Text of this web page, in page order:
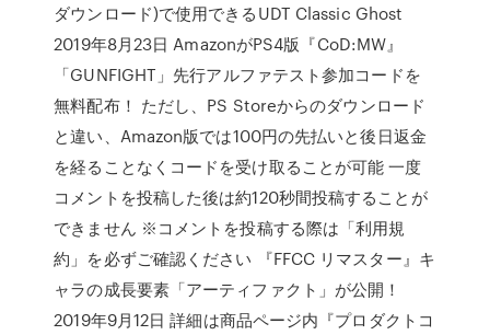
ダウンロード)で使用できるUDT Classic Ghost
2019年8月23日 AmazonがPS4版『CoD:MW』
「GUNFIGHT」先行アルファテスト参加コードを
無料配布！ ただし、PS Storeからのダウンロード
と違い、Amazon版では100円の先払いと後日返金
を経ることなくコードを受け取ることが可能 一度
コメントを投稿した後は約120秒間投稿することが
できません ※コメントを投稿する際は「利用規
約」を必ずご確認ください 『FFCC リマスター』キ
ャラの成長要素「アーティファクト」が公開！
2019年9月12日 詳細は商品ページ内『プロダクトコ